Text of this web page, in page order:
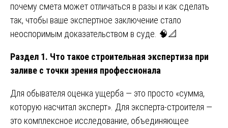
почему смета может отличаться в разы и как сделать
так, чтобы ваше экспертное заключение стало
неоспоримым доказательством в суде. 🧠📐
Раздел 1. Что такое строительная экспертиза при
заливе с точки зрения профессионала
Для обывателя оценка ущерба — это просто «сумма,
которую насчитал эксперт». Для эксперта-строителя —
это комплексное исследование, объединяющее